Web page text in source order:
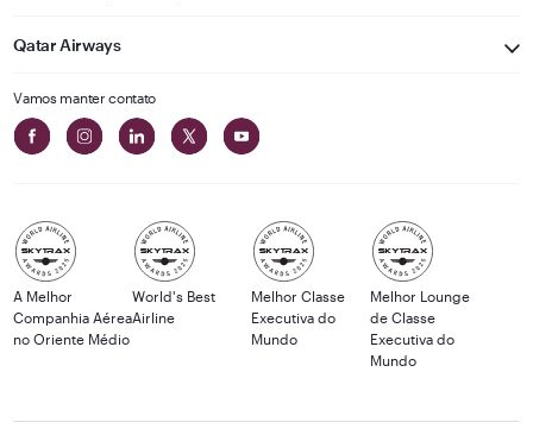
Qatar Airways
Vamos manter contato
A Melhor
Companhia Aérea
no Oriente Médio
World's Best
Airline
Melhor Classe
Executiva do
Mundo
Melhor Lounge
de Classe
Executiva do
Mundo